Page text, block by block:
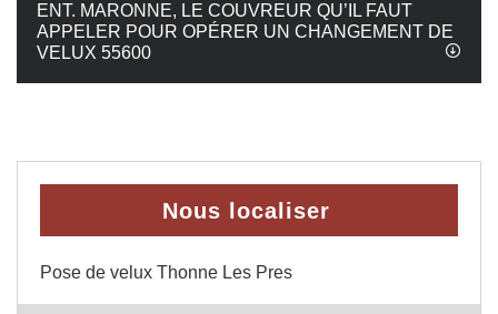
ENT. MARONNE, LE COUVREUR QU’IL FAUT
APPELER POUR OPÉRER UN CHANGEMENT DE
VELUX 55600
Nous localiser
Pose de velux Thonne Les Pres